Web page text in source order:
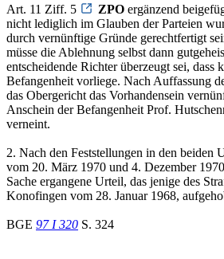
Art. 11 Ziff. 5
ZPO ergänzend
nicht lediglich im Glauben der Parteien
durch vernünftige Gründe gerechtfertigt
müsse die Ablehnung selbst dann
entscheidende Richter überzeugt sei,
Befangenheit vorliege. Nach Auffassung
das Obergericht das Vorhandensein
Anschein der Befangenheit Prof.
verneint.
2. Nach den Feststellungen in den beiden
vom 20. März 1970 und 4. Dezember
Sache ergangene Urteil, das jenige des
Konofingen vom 28. Januar 1968,
BGE 97 I 320 S. 324